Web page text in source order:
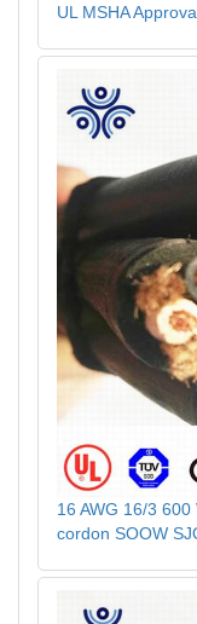
UL MSHA
16 AWG 16/3
cordon SOOW